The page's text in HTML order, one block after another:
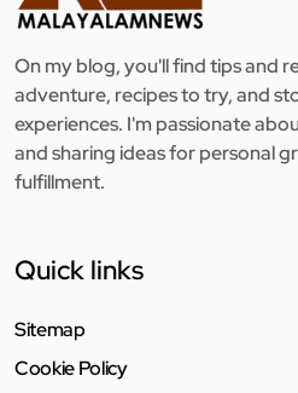
On my blog, you'll find tips and
adventure, recipes to try, and
experiences. I'm passionate
and sharing ideas for personal
fulfillment.
Quick links
Sitemap
Cookie Policy